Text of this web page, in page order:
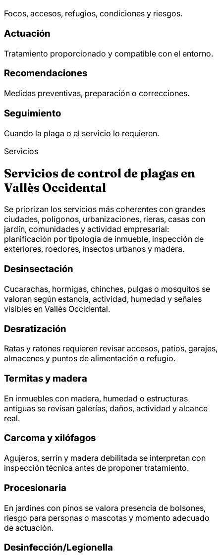
Focos, accesos, refugios, condiciones y riesgos.
Actuación
Tratamiento proporcionado y compatible con el entorno.
Recomendaciones
Medidas preventivas, preparación o correcciones.
Seguimiento
Cuando la plaga o el servicio lo requieren.
Servicios
Servicios de control de plagas en
Vallès Occidental
Se priorizan los servicios más coherentes con grandes
ciudades, polígonos, urbanizaciones, rieras, casas con
jardín, comunidades y actividad empresarial:
planificación por tipología de inmueble, inspección de
exteriores, roedores, insectos urbanos y madera.
Desinsectación
Cucarachas, hormigas, chinches, pulgas o mosquitos se
valoran según estancia, actividad, humedad y señales
visibles en Vallès Occidental.
Desratización
Ratas y ratones requieren revisar accesos, patios, garajes,
almacenes y puntos de alimentación o refugio.
Termitas y madera
En inmuebles con madera, humedad o estructuras
antiguas se revisan galerías, daños, actividad y alcance
real.
Carcoma y xilófagos
Agujeros, serrín y madera debilitada se interpretan con
inspección técnica antes de proponer tratamiento.
Procesionaria
En jardines con pinos se valora presencia de bolsones,
riesgo para personas o mascotas y momento adecuado
de actuación.
Desinfección/Legionella